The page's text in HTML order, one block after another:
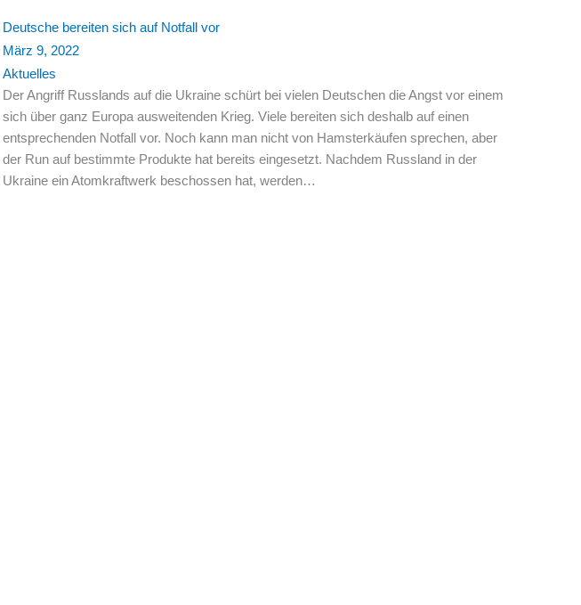
Deutsche bereiten sich auf Notfall vor
März 9, 2022
Aktuelles
Der Angriff Russlands auf die Ukraine schürt bei vielen Deutschen die Angst vor einem
sich über ganz Europa ausweitenden Krieg. Viele bereiten sich deshalb auf einen
entsprechenden Notfall vor. Noch kann man nicht von Hamsterkäufen sprechen, aber
der Run auf bestimmte Produkte hat bereits eingesetzt. Nachdem Russland in der
Ukraine ein Atomkraftwerk beschossen hat, werden…